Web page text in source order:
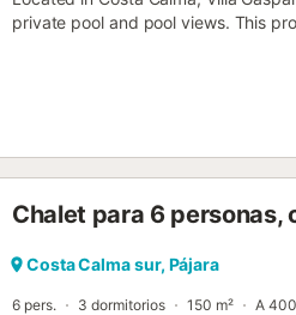
private pool and pool views. This
Chalet para 6 personas,
Costa Calma sur, Pájara
6 pers. 3 dormitorios 150 m² A